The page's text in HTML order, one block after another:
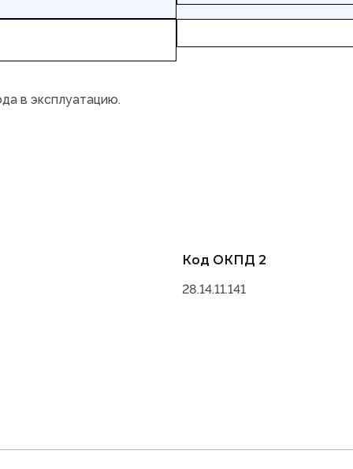
в эксплуатацию.
Код ОКПД 2
28.14.11.141